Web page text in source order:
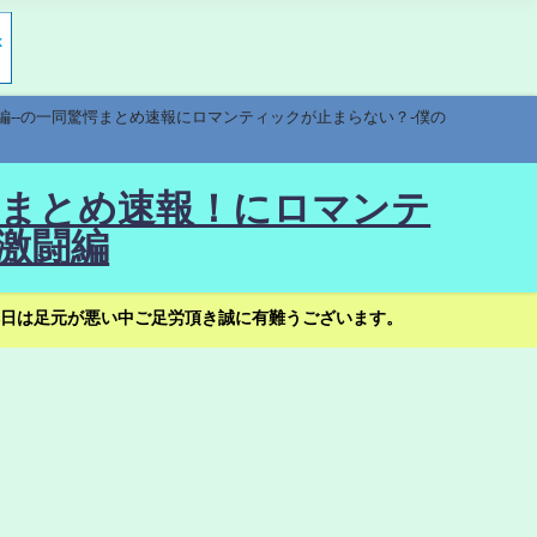
の一同驚愕まとめ速報にロマンティックが止まらない？-僕の
とめ速報！にロマンテ
闘編
足元が悪い中ご足労頂き誠に有難うございます。